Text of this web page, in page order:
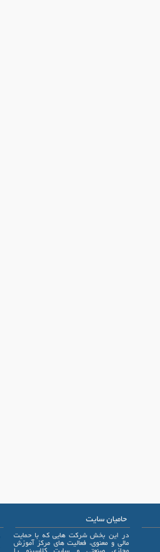
حامیان سایت
در این بخش شرکت هایی که با حمایت
مالی و معنوی، فعالیت های مرکز آموزش